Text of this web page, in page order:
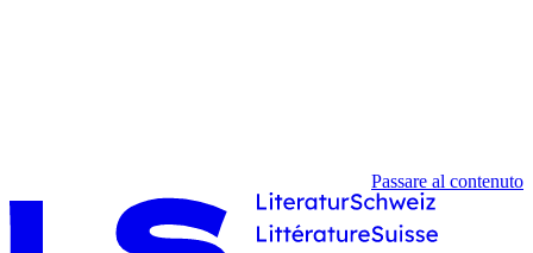
Passare al contenuto